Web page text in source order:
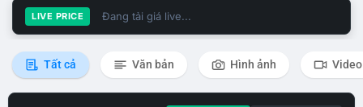
LIVE PRICE Đang tải giá live...
Tất cả Văn bản Hình ảnh Video